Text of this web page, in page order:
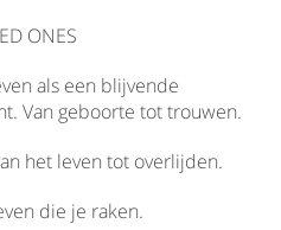
ONES
als een blijvende
Van geboorte tot trouwen.
het leven tot overlijden.
die je raken.